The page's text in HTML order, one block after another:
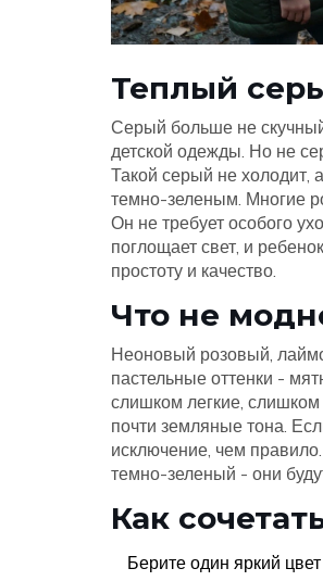
Теплый
Серый больше не
детской одежды. Но не
Такой серый не холодит,
темно-зеленым. Многие
Он не требует особого
поглощает свет, и
простоту и качество.
Что не
Неоновый розовый,
пастельные оттенки -
слишком легкие,
почти земляные тона.
исключение, чем
темно-зеленый - они
Как
Берите один яркий